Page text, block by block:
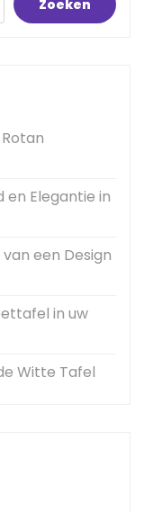
Zoeken
en Elegantie in
een Design
in uw
Witte Tafel